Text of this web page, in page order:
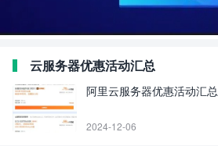
云服务器优惠活动汇总
阿里云服务器优惠活动汇总
2024-12-06